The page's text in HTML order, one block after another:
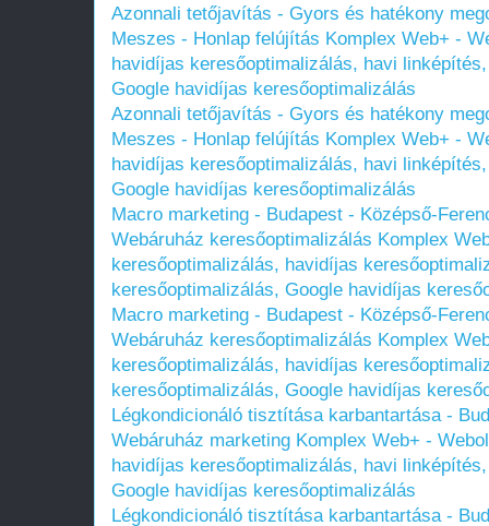
Azonnali tetőjavítás - Gyors és hatékony
Meszes - Honlap felújítás Komplex Web+ -
havidíjas keresőoptimalizálás, havi
Google havidíjas keresőoptimalizálás
Azonnali tetőjavítás - Gyors és hatékony
Meszes - Honlap felújítás Komplex Web+ -
havidíjas keresőoptimalizálás, havi
Google havidíjas keresőoptimalizálás
Macro marketing - Budapest - Középső-
Webáruház keresőoptimalizálás Komplex
keresőoptimalizálás, havidíjas
keresőoptimalizálás, Google havidíjas
Macro marketing - Budapest - Középső-
Webáruház keresőoptimalizálás Komplex
keresőoptimalizálás, havidíjas
keresőoptimalizálás, Google havidíjas
Légkondicionáló tisztítása karbantartása -
Webáruház marketing Komplex Web+ -
havidíjas keresőoptimalizálás, havi
Google havidíjas keresőoptimalizálás
Légkondicionáló tisztítása karbantartása -